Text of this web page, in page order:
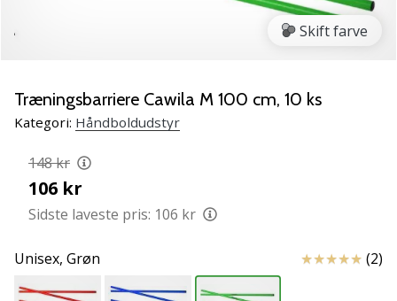
de
PUMA
Accelerate
NITRO
SQD
5
at
kende!
Oplev
Skift farve
Træningsbarriere Cawila M 100 cm, 10 ks
Kategori: Håndboldudstyr
148 kr
106 kr
Sidste laveste pris: 106 kr
Unisex, Grøn Anmeldelser
(2)